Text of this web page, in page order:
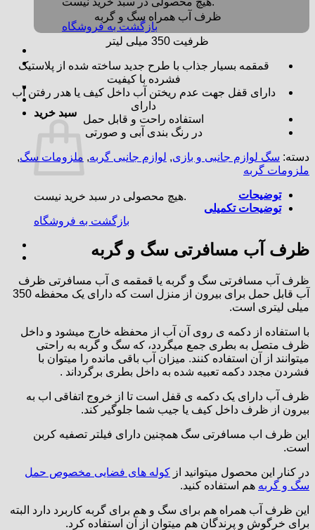
بازگشت به فروشگاه
سبد خرید
هیچ محصولی در سبد خرید نیست.
بازگشت به فروشگاه
ظرف آب همراه سگ و گربه
ظرفیت 350 میلی لیتر
قمقمه بسیار جذاب با طرح جدید ساخته شده از پلاستیک
فشرده با کیفیت
دارای قفل جهت عدم ریختن آب داخل کیف یا هدر رفتن آب
دارای
استفاده راحت و قابل حمل
در رنگ بندی آبی و صورتی
دسته: سگ لوازم جانبی و بازی, لوازم جانبی گربه, ملزومات سگ,
ملزومات گربه
توضیحات
توضیحات تکمیلی
ظرف آب مسافرتی سگ و گربه
ظرف آب مسافرتی سگ و گربه یا قمقمه ی آب مسافرتی ظرف
آب قابل حمل برای بیرون از منزل است که دارای یک محفظه 350
میلی لیتری است.
با استفاده از دکمه ی روی آن آب از محفظه خارج میشود و داخل
ظرف متصل به بطری جمع میگردد، که سگ و گربه به راحتی
میتوانند از آن استفاده کنند. میزان آب باقی مانده را میتوان با
فشردن مجدد دکمه تعبیه شده به داخل بطری برگرداند .
ظرف آب دارای یک دکمه ی قفل است تا از خروج اتفاقی اب به
بیرون از ظرف داخل کیف یا جیب شما جلوگیر کند.
این ظرف اب مسافرتی سگ همچنین دارای فیلتر تصفیه کربن
است.
در کنار این محصول میتوانید از کوله های فضایی مخصوص حمل
سگ و گربه هم استفاده کنید.
این ظرف آب همراه هم برای سگ و هم برای گربه کاربرد دارد البته
برای خرگوش و پرندگان هم میتوان از آن استفاده کرد.